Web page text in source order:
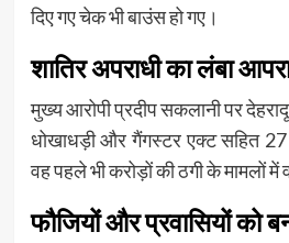
दिए गए चेक भी बाउंस हो गए।
शातिर अपराधी का लंबा
मुख्य आरोपी प्रदीप सकलानी पर
धोखाधड़ी और गैंगस्टर एक्ट सहित
वह पहले भी करोड़ों की ठगी के मामलों में
फौजियों और प्रवासियों को